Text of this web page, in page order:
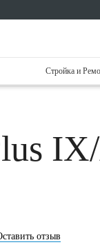
Стройка и
отзыв